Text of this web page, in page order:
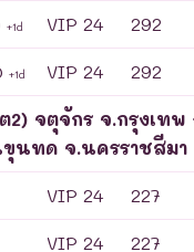
+1d VIP 24 292
+1d VIP 24 292
2) จตุจักร จ.กรุงเท
ขุนทด จ.นครราชสีมา
VIP 24 227
VIP 24 227